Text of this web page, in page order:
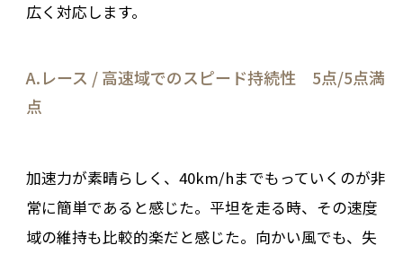
広く対応します。
A.レース / 高速域でのスピード持続性 5点/5点満
点
加速力が素晴らしく、40km/hまでもっていくのが非
常に簡単であると感じた。平坦を走る時、その速度
域の維持も比較的楽だと感じた。向かい風でも、失